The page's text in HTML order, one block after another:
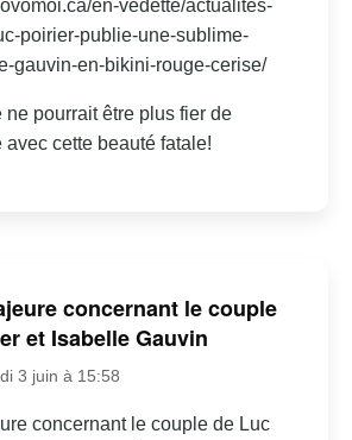
en-vedette/actualites-
poirier-publie-une-sublime-
gauvin-en-bikini-rouge-cerise/
ne pourrait être plus fier de
avec cette beauté fatale!
concernant le couple
et Isabelle Gauvin
3 juin à 15:58
concernant le couple de Luc